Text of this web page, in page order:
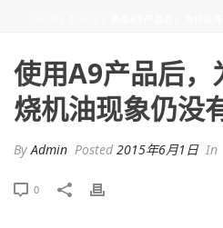
使用A9产品后，
烧机油现象仍没
ByAdmin Posted2015年6月1日 In
0